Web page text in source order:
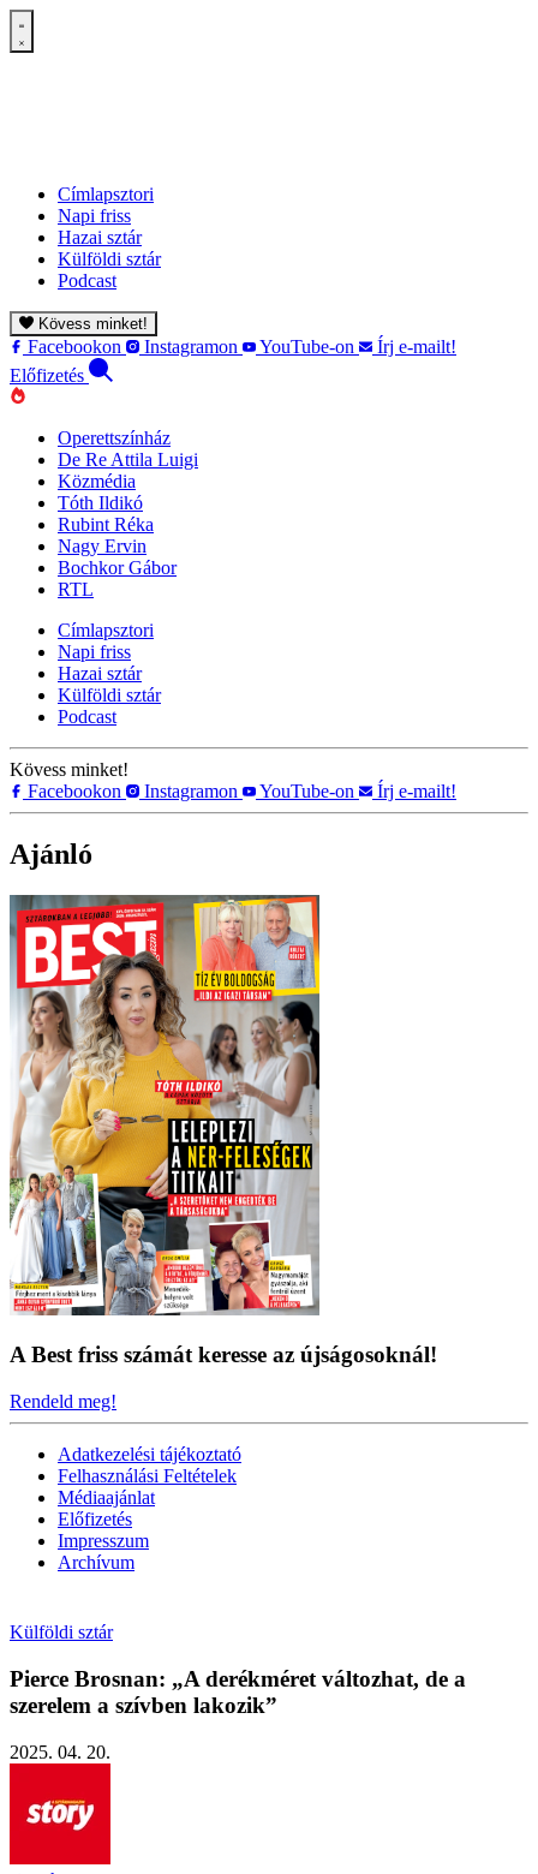
Címlapsztori
Napi friss
Hazai sztár
Külföldi sztár
Podcast
Kövess minket!
Facebookon Instagramon YouTube-on
Írj e-mailt!
Előfizetés
Operettszínház
De Re Attila Luigi
Közmédia
Tóth Ildikó
Rubint Réka
Nagy Ervin
Bochkor Gábor
RTL
Címlapsztori
Napi friss
Hazai sztár
Külföldi sztár
Podcast
Kövess minket!
Facebookon
Instagramon YouTube-on Írj e-mailt!
Ajánló
A Best friss számát keresse az újságosoknál!
Rendeld meg!
Adatkezelési tájékoztató
Felhasználási Feltételek
Médiaajánlat
Előfizetés
Impresszum
Archívum
Külföldi sztár
Pierce Brosnan: „A derékméret változhat, de a
szerelem a szívben lakozik”
2025. 04. 20.